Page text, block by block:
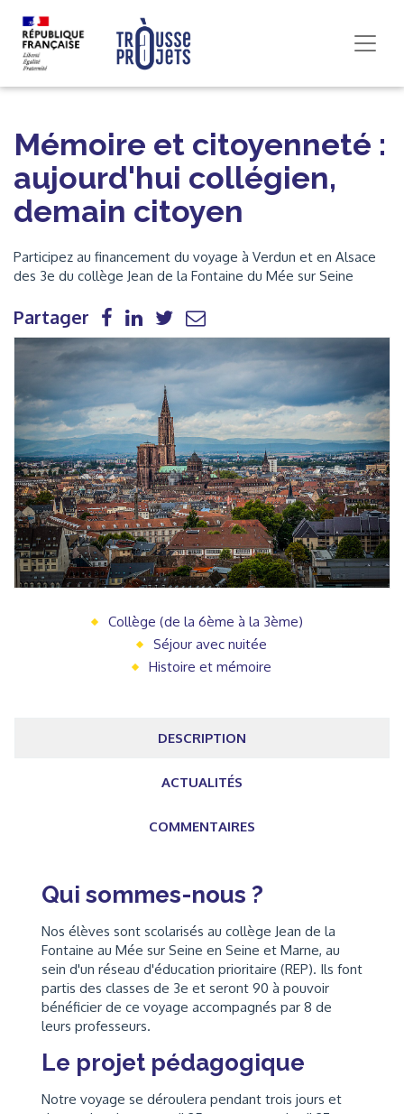
Mémoire et citoyenneté :
aujourd'hui collégien,
demain citoyen
Participez au financement du voyage à Verdun et en Alsace
des 3e du collège Jean de la Fontaine du Mée sur Seine
Partager
Collège (de la 6ème à la 3ème)
Séjour avec nuitée
Histoire et mémoire
DESCRIPTION
ACTUALITÉS
COMMENTAIRES
Qui sommes-nous ?
Nos élèves sont scolarisés au collège Jean de la
Fontaine au Mée sur Seine en Seine et Marne, au
sein d'un réseau d'éducation prioritaire (REP). Ils font
partis des classes de 3e et seront 90 à pouvoir
bénéficier de ce voyage accompagnés par 8 de
leurs professeurs.
Le projet pédagogique
Notre voyage se déroulera pendant trois jours et